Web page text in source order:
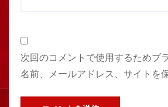
次回のコメントで使用するためブ
名前、メールアドレス、サイトを